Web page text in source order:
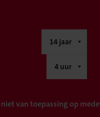
niet van toepassing op